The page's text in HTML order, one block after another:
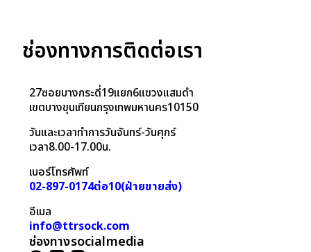
ช่องทางการติดต่อเรา
27 ซอย บางกระดี่ 19 แยก 6 แขวง แสมดำ
เขตบางขุนเทียน กรุงเทพมหานคร 10150
วันและเวลาทำการ วันจันทร์-วันศุกร์
เวลา 8.00-17.00 น.
เบอร์โทรศัพท์
02-897-0174 ต่อ 10 (ฝ่ายขายส่ง)
อีเมล
info@ttrsock.com
ช่องทาง social media